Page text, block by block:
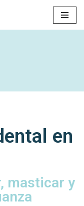
en
masticar y